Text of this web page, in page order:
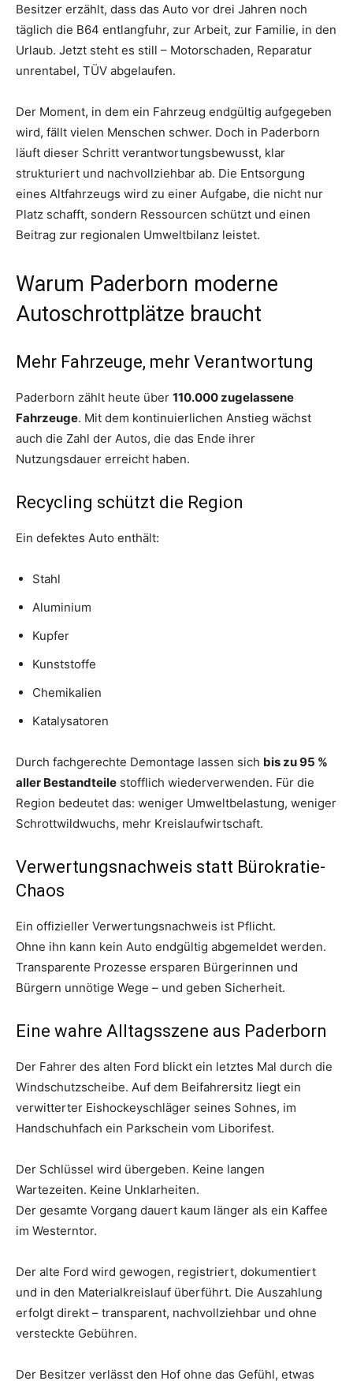
Besitzer erzählt, dass das Auto vor drei Jahren noch
täglich die B64 entlangfuhr, zur Arbeit, zur Familie, in den
Urlaub. Jetzt steht es still – Motorschaden, Reparatur
unrentabel, TÜV abgelaufen.
Der Moment, in dem ein Fahrzeug endgültig aufgegeben
wird, fällt vielen Menschen schwer. Doch in Paderborn
läuft dieser Schritt verantwortungsbewusst, klar
strukturiert und nachvollziehbar ab. Die Entsorgung
eines Altfahrzeugs wird zu einer Aufgabe, die nicht nur
Platz schafft, sondern Ressourcen schützt und einen
Beitrag zur regionalen Umweltbilanz leistet.
Warum Paderborn moderne
Autoschrottplätze braucht
Mehr Fahrzeuge, mehr Verantwortung
Paderborn zählt heute über 110.000 zugelassene
Fahrzeuge. Mit dem kontinuierlichen Anstieg wächst
auch die Zahl der Autos, die das Ende ihrer
Nutzungsdauer erreicht haben.
Recycling schützt die Region
Ein defektes Auto enthält:
Stahl
Aluminium
Kupfer
Kunststoffe
Chemikalien
Katalysatoren
Durch fachgerechte Demontage lassen sich bis zu 95 %
aller Bestandteile stofflich wiederverwenden. Für die
Region bedeutet das: weniger Umweltbelastung, weniger
Schrottwildwuchs, mehr Kreislaufwirtschaft.
Verwertungsnachweis statt Bürokratie-
Chaos
Ein offizieller Verwertungsnachweis ist Pflicht.
Ohne ihn kann kein Auto endgültig abgemeldet werden.
Transparente Prozesse ersparen Bürgerinnen und
Bürgern unnötige Wege – und geben Sicherheit.
Eine wahre Alltagsszene aus Paderborn
Der Fahrer des alten Ford blickt ein letztes Mal durch die
Windschutzscheibe. Auf dem Beifahrersitz liegt ein
verwitterter Eishockeyschläger seines Sohnes, im
Handschuhfach ein Parkschein vom Liborifest.
Der Schlüssel wird übergeben. Keine langen
Wartezeiten. Keine Unklarheiten.
Der gesamte Vorgang dauert kaum länger als ein Kaffee
im Westerntor.
Der alte Ford wird gewogen, registriert, dokumentiert
und in den Materialkreislauf überführt. Die Auszahlung
erfolgt direkt – transparent, nachvollziehbar und ohne
versteckte Gebühren.
Der Besitzer verlässt den Hof ohne das Gefühl, etwas